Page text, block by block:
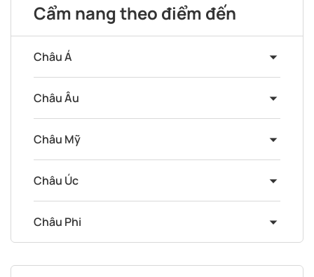
Cẩm nang theo điểm đến
Châu Á
Châu Âu
Châu Mỹ
Châu Úc
Châu Phi